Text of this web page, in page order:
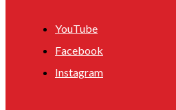
YouTube
Facebook
Instagram